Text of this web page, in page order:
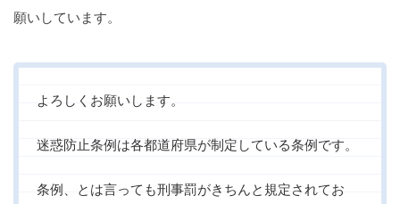
願いしています。
よろしくお願いします。
迷惑防止条例は各都道府県が制定している条例です。
条例、とは言っても刑事罰がきちんと規定されてお